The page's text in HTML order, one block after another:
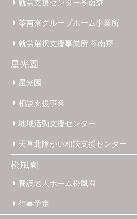
就労支援センター苓南寮
苓南寮グループホーム事業所
就労選択支援事業所苓南寮
星光園
星光園
相談支援事業
地域活動支援センター
天草北障がい相談支援センター
松風園
養護老人ホーム松風園
行事予定